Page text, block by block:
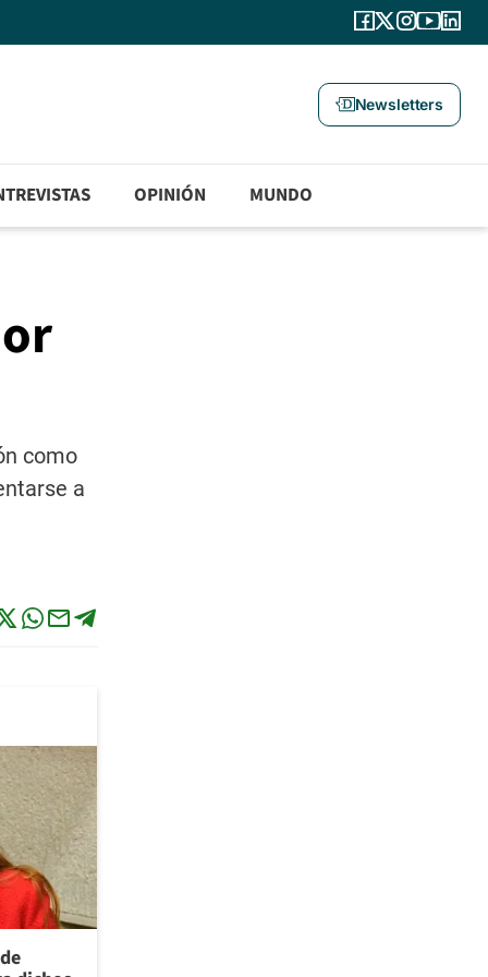
Newsletters
OPINIÓN MUNDO
como
a